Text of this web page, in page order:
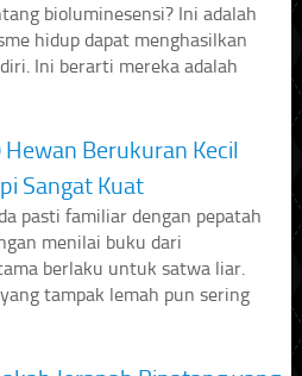
bioluminesensi? Ini adalah
hidup dapat menghasilkan
Ini berarti mereka adalah
Hewan Berukuran Kecil
Sangat Kuat
pasti familiar dengan pepatah
menilai buku dari
berlaku untuk satwa liar.
tampak lemah pun sering